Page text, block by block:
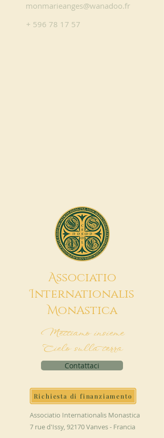
monmarieanges@wanadoo.fr
+ 596 78 17 57
Associatio
Internationalis
MonAstica
Mettiamo insieme
Cielo sulla terra
Contattaci
Richiesta di finanziamento
Associatio Internationalis Monastica
7 rue d'Issy, 92170 Vanves - Francia